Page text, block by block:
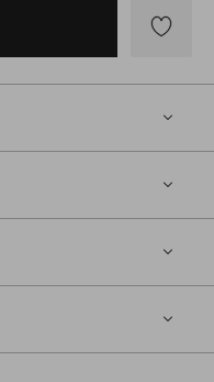
aan